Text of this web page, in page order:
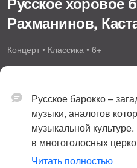
Рахманинов,
Концерт • Классика • 6+
Русское барокко –
музыки, аналогов
музыкальной
в многоголосных
певческие голоса
Читать полностью